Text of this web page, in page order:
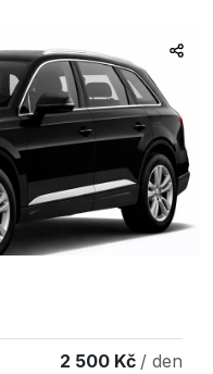
2 500 Kč / den